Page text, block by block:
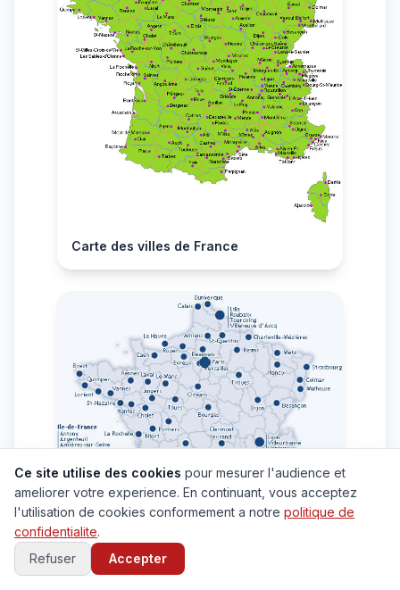
Carte des villes de France
Ce site utilise des cookies pour mesurer l'audience et
ameliorer votre experience. En continuant, vous acceptez
l'utilisation de cookies conformement a notre politique de
confidentialite.
Refuser
Accepter